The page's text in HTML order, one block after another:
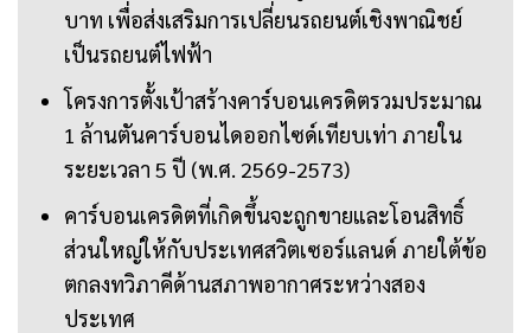
บาท เพื่อส่งเสริมการเปลี่ยนรถยนต์เชิงพาณิชย์
เป็นรถยนต์ไฟฟ้า
โครงการตั้งเป้าสร้างคาร์บอนเครดิตรวมประมาณ
1 ล้านตันคาร์บอนไดออกไซด์เทียบเท่า ภายใน
ระยะเวลา 5 ปี (พ.ศ. 2569-2573)
คาร์บอนเครดิตที่เกิดขึ้นจะถูกขายและโอนสิทธิ์
ส่วนใหญ่ให้กับประเทศสวิตเซอร์แลนด์ ภายใต้ข้อ
ตกลงทวิภาคีด้านสภาพอากาศระหว่างสอง
ประเทศ